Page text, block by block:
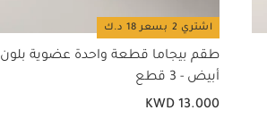
اشتري 2 بسعر 18 د.ك
طقم بيجاما قطعة واحدة عضوية بلون
أبيض - 3 قطع
KWD 13.000